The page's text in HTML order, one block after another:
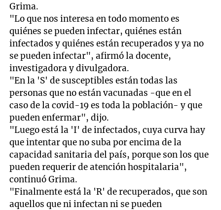
Grima.
"Lo que nos interesa en todo momento es
quiénes se pueden infectar, quiénes están
infectados y quiénes están recuperados y ya no
se pueden infectar", afirmó la docente,
investigadora y divulgadora.
"En la 'S' de susceptibles están todas las
personas que no están vacunadas -que en el
caso de la covid-19 es toda la población- y que
pueden enfermar", dijo.
"Luego está la 'I' de infectados, cuya curva hay
que intentar que no suba por encima de la
capacidad sanitaria del país, porque son los que
pueden requerir de atención hospitalaria",
continuó Grima.
"Finalmente está la 'R' de recuperados, que son
aquellos que ni infectan ni se pueden